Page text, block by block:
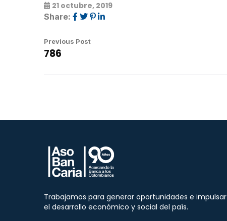
21 octubre, 2019
Share:
Previous Post
786
Trabajamos para generar oportunidades e impulsar
el desarrollo económico y social del país.